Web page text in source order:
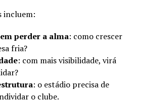
incluem:
perder a alma: como crescer
fria?
: com mais visibilidade, virá
: o estádio precisa de
o clube.